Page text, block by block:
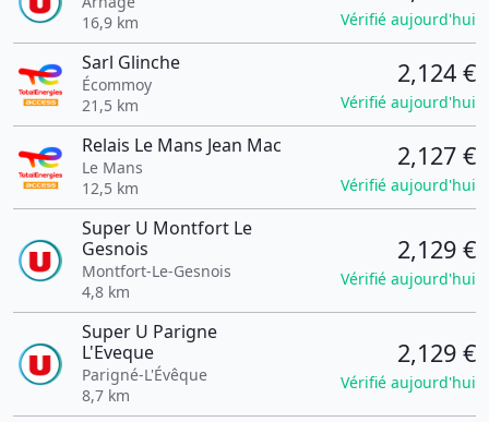
16,9 km
Vérifié aujourd'hui
Sarl Glinche
Écommoy
21,5 km
2,124 €
Vérifié aujourd'hui
Relais Le Mans Jean Mac
Le Mans
12,5 km
2,127 €
Vérifié aujourd'hui
Super U Montfort Le
Gesnois
Montfort-Le-Gesnois
4,8 km
2,129 €
Vérifié aujourd'hui
Super U Parigne
L'Eveque
Parigné-L'Évêque
8,7 km
2,129 €
Vérifié aujourd'hui